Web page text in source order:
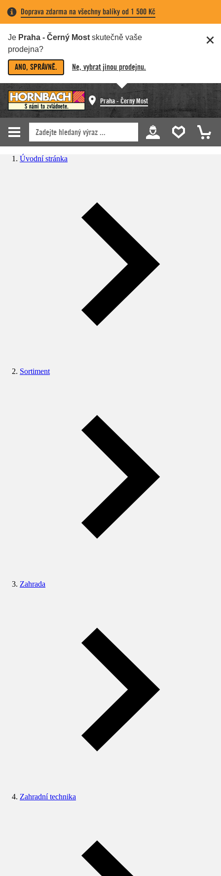
Doprava zdarma na všechny balíky od 1 500 Kč
Je Praha - Černý Most skutečně vaše
prodejna?
ANO, SPRÁVNĚ. Ne, vybrat jinou prodejnu.
Praha - Černý Most
Úvodní stránka
Sortiment
Zahrada
Zahradní technika